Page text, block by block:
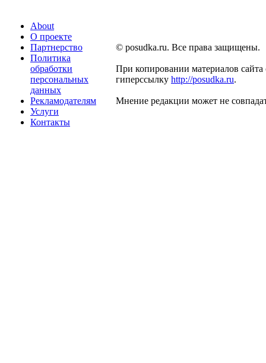
About
О проекте
Партнерство
Политика
обработки
персональных
данных
Рекламодателям
Услуги
Контакты
© posudka.ru. Все права защищены.
При копировании материалов сайта
гиперссылку http://posudka.ru.
Мнение редакции может не